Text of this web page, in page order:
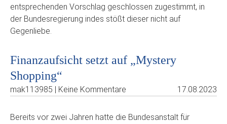
entsprechenden Vorschlag geschlossen zugestimmt, in
der Bundesregierung indes stößt dieser nicht auf
Gegenliebe.
Finanzaufsicht setzt auf „Mystery
Shopping“
mak113985 | Keine Kommentare 17.08.2023
Bereits vor zwei Jahren hatte die Bundesanstalt für